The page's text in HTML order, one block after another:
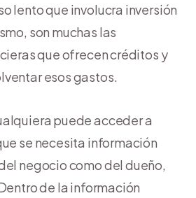
lento que involucra inversión
son muchas las
que ofrecen créditos y
esos gastos.
puede acceder a
se necesita información
negocio como del dueño,
de la información